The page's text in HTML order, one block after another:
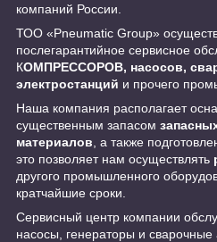
компаний России.
ТОО «Pneumatic Group»
послегарантийное сервисное
КОМПРЕССОРОВ, насосов,
электростанций и прочего
Наша компания располагает
существенным запасом
материалов , а также
это позволяет нам осуществлять
другого промышленного
кратчайшие сроки.
Сервисный центр компании
насосы, генераторы и сварочные